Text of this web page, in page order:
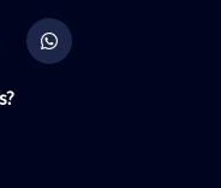
W
h
a
t